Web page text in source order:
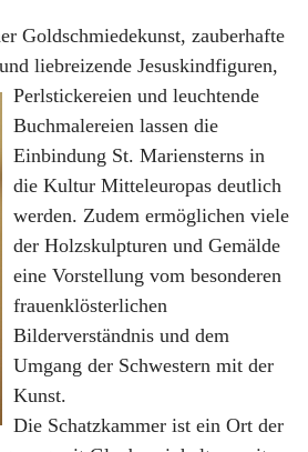
Goldschmiedekunst, zauberhafte
liebreizende Jesuskindfiguren,
Perlstickereien und leuchtende
Buchmalereien lassen die
Einbindung St. Mariensterns in
die Kultur Mitteleuropas deutlich
werden. Zudem ermöglichen viele
der Holzskulpturen und Gemälde
eine Vorstellung vom besonderen
frauenklösterlichen
Bilderverständnis und dem
Umgang der Schwestern mit der
Kunst.
Die Schatzkammer ist ein Ort der